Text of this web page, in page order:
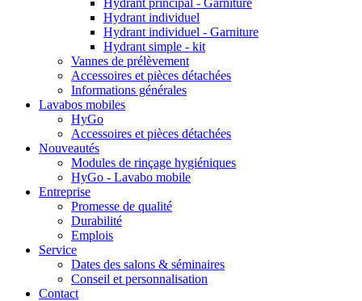
Hydrant principal - Garniture
Hydrant individuel
Hydrant individuel - Garniture
Hydrant simple - kit
Vannes de prélèvement
Accessoires et pièces détachées
Informations générales
Lavabos mobiles
HyGo
Accessoires et pièces détachées
Nouveautés
Modules de rinçage hygiéniques
HyGo - Lavabo mobile
Entreprise
Promesse de qualité
Durabilité
Emplois
Service
Dates des salons & séminaires
Conseil et personnalisation
Contact